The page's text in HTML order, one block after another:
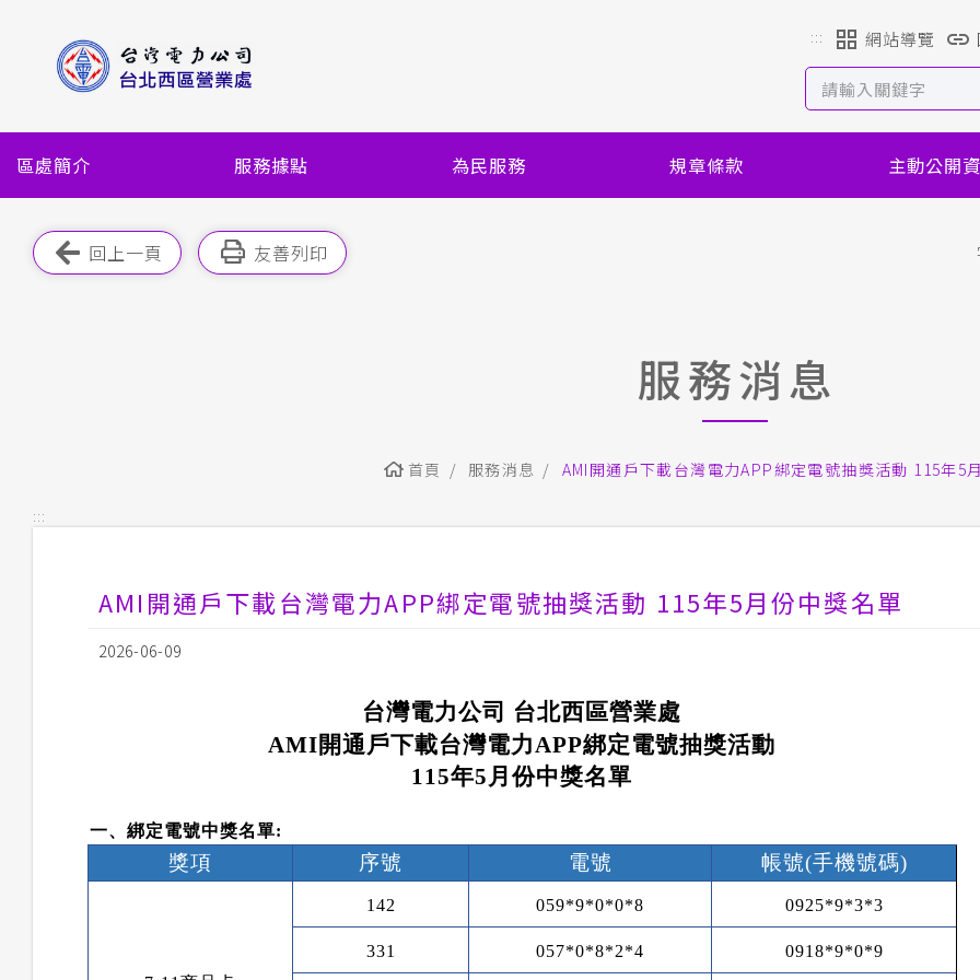
塊
::: 網站導覽
區處簡介 服務據點 為民服務 規章條款 主動公開
回上一頁 友善列印
服務消息
首頁 服務消息 AMI開通戶下載台灣電力APP綁定電號抽獎活動 115年5
:::
AMI開通戶下載台灣電力APP綁定電號抽獎活動 115年5月份中獎名單
2026-06-09
台灣電力公司 台北西區營業處
AMI開通戶下載台灣電力APP綁定電號抽獎活動
115年5月份中獎名單
一、綁定電號中獎名單:
獎項 序號 電號 帳號(手機號碼)
142 059*9*0*0*8 0925*9*3*3
331 057*0*8*2*4 0918*9*0*9